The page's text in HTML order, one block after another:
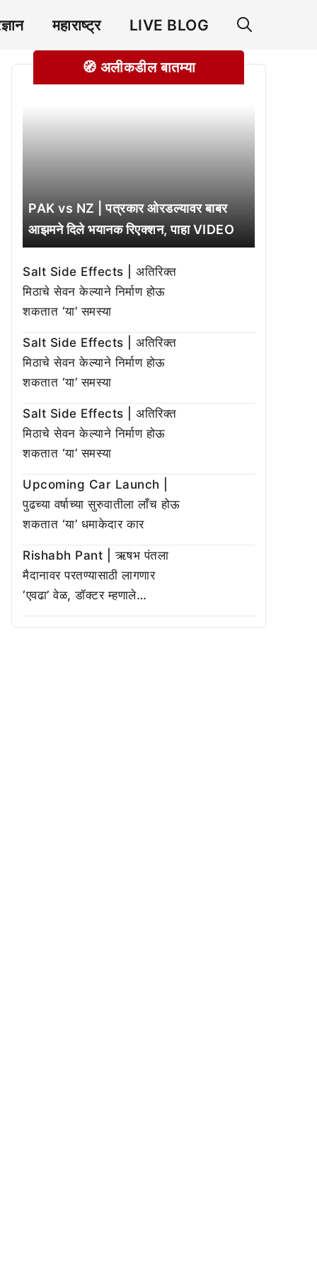
महाराष्ट्र LIVE BLOG
🧭 अलीकडील बातम्या
PAK vs NZ | पत्रकार ओरडल्यावर बाबर
आझमने दिले भयानक रिएक्शन, पाहा VIDEO
Salt Side Effects | अतिरिक्त
मिठाचे सेवन केल्याने निर्माण होऊ
शकतात ‘या’ समस्या
Salt Side Effects | अतिरिक्त
मिठाचे सेवन केल्याने निर्माण होऊ
शकतात ‘या’ समस्या
Salt Side Effects | अतिरिक्त
मिठाचे सेवन केल्याने निर्माण होऊ
शकतात ‘या’ समस्या
Upcoming Car Launch |
पुढच्या वर्षाच्या सुरुवातीला लाँच होऊ
शकतात ‘या’ धमाकेदार कार
Rishabh Pant | ऋषभ पंतला
मैदानावर परतण्यासाठी लागणार
‘एवढा’ वेळ, डॉक्टर म्हणाले…